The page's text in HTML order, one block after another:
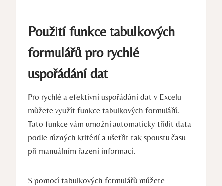
Použití funkce tabulkových
formulářů pro rychlé
uspořádání dat
Pro rychlé a efektivní uspořádání dat v Excelu
můžete využít funkce tabulkových formulářů.
Tato funkce vám umožní automaticky třídit data
podle různých kritérií a ušetřit tak spoustu času
při manuálním řazení informací.
S pomocí tabulkových formulářů můžete